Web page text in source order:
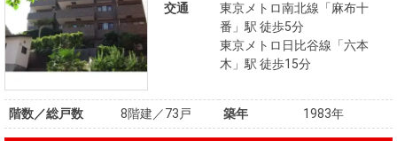
交通
東京メトロ南北線「麻布十
番」駅 徒歩5分
東京メトロ日比谷線「六本
木」駅 徒歩15分
階数／総戸数 8階建／73戸 築年 1983年